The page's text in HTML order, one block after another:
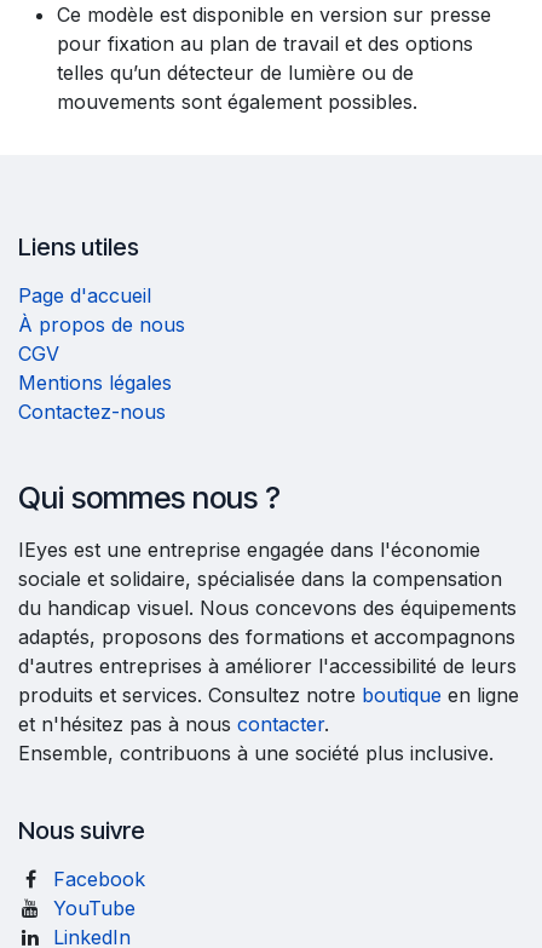
Ce modèle est disponible en version sur presse
pour fixation au plan de travail et des options
telles qu’un détecteur de lumière ou de
mouvements sont également possibles.
Liens utiles
Page d'accueil
À propos de nous
CGV
Mentions légales
Contactez-nous
Qui sommes nous ?
IEyes est une entreprise engagée dans l'économie
sociale et solidaire, spécialisée dans la compensation
du handicap visuel. Nous concevons des équipements
adaptés, proposons des formations et accompagnons
d'autres entreprises à améliorer l'accessibilité de leurs
produits et services. Consultez notre boutique en ligne
et n'hésitez pas à nous contacter.
Ensemble, contribuons à une société plus inclusive.
Nous suivre
Facebook
YouTube
LinkedIn